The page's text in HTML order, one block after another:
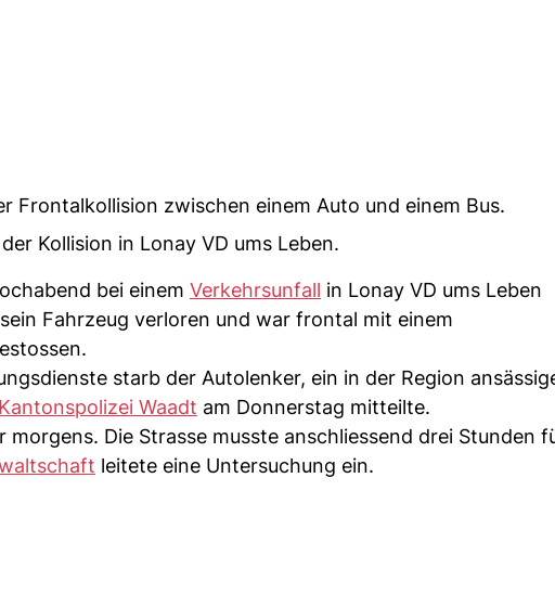
Frontalkollision zwischen einem Auto und einem Bus.
Kollision in Lonay VD ums Leben.
bei einem Verkehrsunfall in Lonay VD ums Leben
Fahrzeug verloren und war frontal mit einem
starb der Autolenker, ein in der Region
Waadt am Donnerstag mitteilte.
Die Strasse musste anschliessend drei Stunden
leitete eine Untersuchung ein.